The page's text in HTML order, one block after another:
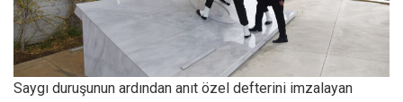
Saygı duruşunun ardından anıt özel defterini imzalayan